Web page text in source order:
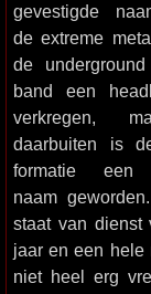
gevestigde
de extreme
de
band een
verkregen,
daarbuiten is
formatie een
naam
staat van dienst
jaar en een hele
niet heel erg